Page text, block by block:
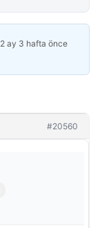
2 ay 3 hafta önce
#20560